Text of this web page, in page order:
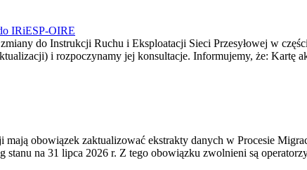
IRiESP-OIRE
do Instrukcji Ruchu i Eksploatacji Sieci Przesyłowej w
i rozpoczynamy jej konsultacje. Informujemy, że: Kartę
obowiązek zaktualizować ekstrakty danych w Procesie
na 31 lipca 2026 r. Z tego obowiązku zwolnieni są